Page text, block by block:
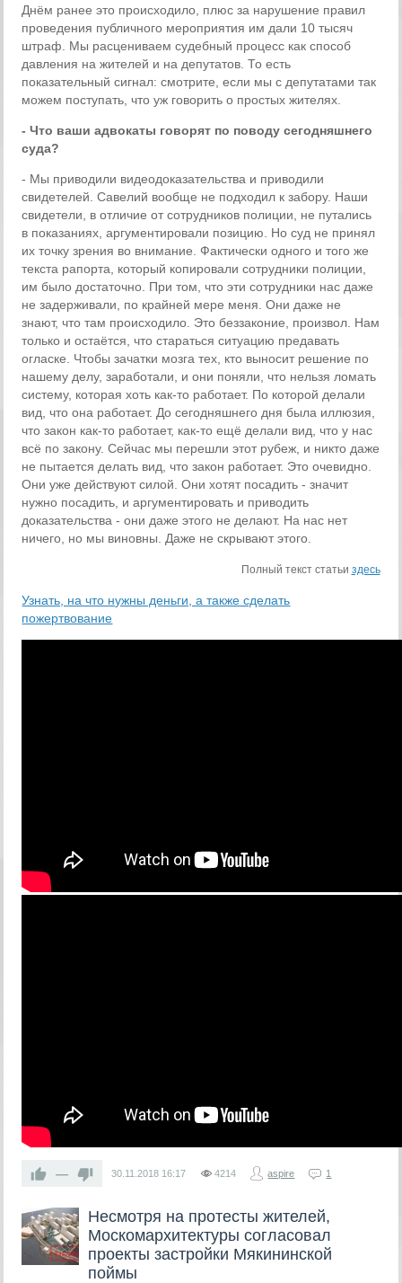
Днём ранее это происходило, плюс за нарушение правил
проведения публичного мероприятия им дали 10 тысяч
штраф. Мы расцениваем судебный процесс как способ
давления на жителей и на депутатов. То есть
показательный сигнал: смотрите, если мы с депутатами так
можем поступать, что уж говорить о простых жителях.
- Что ваши адвокаты говорят по поводу сегодняшнего
суда?
- Мы приводили видеодоказательства и приводили
свидетелей. Савелий вообще не подходил к забору. Наши
свидетели, в отличие от сотрудников полиции, не путались
в показаниях, аргументировали позицию. Но суд не принял
их точку зрения во внимание. Фактически одного и того же
текста рапорта, который копировали сотрудники полиции,
им было достаточно. При том, что эти сотрудники нас даже
не задерживали, по крайней мере меня. Они даже не
знают, что там происходило. Это беззаконие, произвол. Нам
только и остаётся, что стараться ситуацию предавать
огласке. Чтобы зачатки мозга тех, кто выносит решение по
нашему делу, заработали, и они поняли, что нельзя ломать
систему, которая хоть как-то работает. По которой делали
вид, что она работает. До сегодняшнего дня была иллюзия,
что закон как-то работает, как-то ещё делали вид, что у нас
всё по закону. Сейчас мы перешли этот рубеж, и никто даже
не пытается делать вид, что закон работает. Это очевидно.
Они уже действуют силой. Они хотят посадить - значит
нужно посадить, и аргументировать и приводить
доказательства - они даже этого не делают. На нас нет
ничего, но мы виновны. Даже не скрывают этого.
Полный текст статьи здесь
Узнать, на что нужны деньги, а также сделать
пожертвование
— 30.11.2018 16:17 4214 aspire 1
Несмотря на протесты жителей,
Москомархитектуры согласовал
проекты застройки Мякининской
поймы